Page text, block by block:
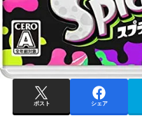
ポスト シェア